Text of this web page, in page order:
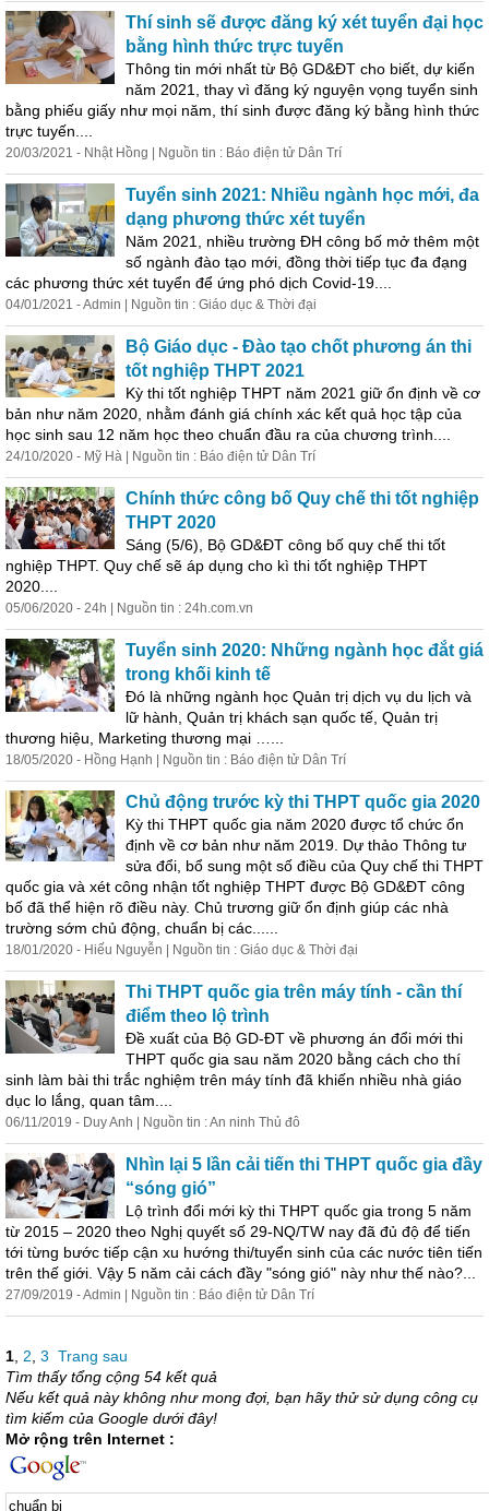
Thí sinh sẽ được đăng ký xét tuyển đại học
bằng hình thức trực tuyến
Thông tin mới nhất từ Bộ GD&ĐT cho biết, dự kiến
năm 2021, thay vì đăng ký nguyện vọng tuyển sinh
bằng phiếu giấy như mọi năm, thí sinh được đăng ký bằng hình thức
trực tuyến....
20/03/2021 - Nhật Hồng | Nguồn tin : Báo điện tử Dân Trí
Tuyển sinh 2021: Nhiều ngành học mới, đa
dạng phương thức xét tuyển
Năm 2021, nhiều trường ĐH công bố mở thêm một
số ngành đào tạo mới, đồng thời tiếp tục đa đạng
các phương thức xét tuyển để ứng phó dịch Covid-19....
04/01/2021 - Admin | Nguồn tin : Giáo dục & Thời đại
Bộ Giáo dục - Đào tạo chốt phương án thi
tốt nghiệp THPT 2021
Kỳ thi tốt nghiệp THPT năm 2021 giữ ổn định về cơ
bản như năm 2020, nhằm đánh giá chính xác kết quả học tập của
học sinh sau 12 năm học theo chuẩn đầu ra của chương trình....
24/10/2020 - Mỹ Hà | Nguồn tin : Báo điện tử Dân Trí
Chính thức công bố Quy chế thi tốt nghiệp
THPT 2020
Sáng (5/6), Bộ GD&ĐT công bố quy chế thi tốt
nghiệp THPT. Quy chế sẽ áp dụng cho kì thi tốt nghiệp THPT
2020....
05/06/2020 - 24h | Nguồn tin : 24h.com.vn
Tuyển sinh 2020: Những ngành học đắt giá
trong khối kinh tế
Đó là những ngành học Quản trị dịch vụ du lịch và
lữ hành, Quản trị khách sạn quốc tế, Quản trị
thương hiệu, Marketing thương mại …...
18/05/2020 - Hồng Hạnh | Nguồn tin : Báo điện tử Dân Trí
Chủ động trước kỳ thi THPT quốc gia 2020
Kỳ thi THPT quốc gia năm 2020 được tổ chức ổn
định về cơ bản như năm 2019. Dự thảo Thông tư
sửa đổi, bổ sung một số điều của Quy chế thi THPT
quốc gia và xét công nhận tốt nghiệp THPT được Bộ GD&ĐT công
bố đã thể hiện rõ điều này. Chủ trương giữ ổn định giúp các nhà
trường sớm chủ động, chuẩn bị các......
18/01/2020 - Hiếu Nguyễn | Nguồn tin : Giáo dục & Thời đại
Thi THPT quốc gia trên máy tính - cần thí
điểm theo lộ trình
Đề xuất của Bộ GD-ĐT về phương án đổi mới thi
THPT quốc gia sau năm 2020 bằng cách cho thí
sinh làm bài thi trắc nghiệm trên máy tính đã khiến nhiều nhà giáo
dục lo lắng, quan tâm....
06/11/2019 - Duy Anh | Nguồn tin : An ninh Thủ đô
Nhìn lại 5 lần cải tiến thi THPT quốc gia đầy
“sóng gió”
Lộ trình đổi mới kỳ thi THPT quốc gia trong 5 năm
từ 2015 – 2020 theo Nghị quyết số 29-NQ/TW nay đã đủ độ để tiến
tới từng bước tiếp cận xu hướng thi/tuyển sinh của các nước tiên tiến
trên thế giới. Vậy 5 năm cải cách đầy "sóng gió" này như thế nào?...
27/09/2019 - Admin | Nguồn tin : Báo điện tử Dân Trí
1 2 3 Trang sau
Tìm thấy tổng cộng 54 kết quả
Nếu kết quả này không như mong đợi, bạn hãy thử sử dụng công cụ
tìm kiếm của Google dưới đây!
Mở rộng trên Internet :